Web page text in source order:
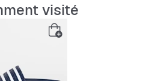
motif pour une accroche
visité